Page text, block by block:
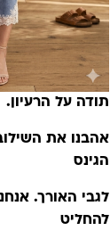
תודה על הרעיון.
אהבנו את
הגינס
לגבי האורך.
להחליט